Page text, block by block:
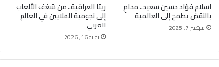
اسلام فؤاد حسين سعيد.. محامٍ
بالنقض يطمح إلى العالمية
سبتمبر 7, 2025
ريتا العراقية.. من شغف الألعاب
إلى نجومية الملايين في العالم
العربي
يونيو 16, 2026